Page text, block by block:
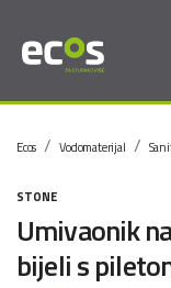
Ecos Vodomaterijal
STONE
Umivaonik
bijeli s